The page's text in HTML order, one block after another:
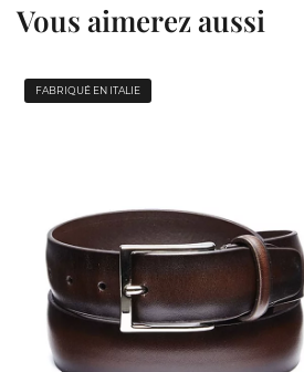
Vous aimerez aussi
FABRIQUÉ EN ITALIE